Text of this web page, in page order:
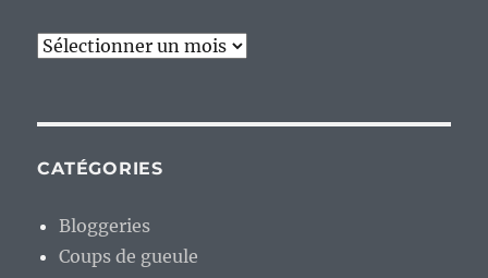
Archives
CATÉGORIES
Bloggeries
Coups de gueule